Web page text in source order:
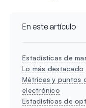
En este artículo
Estadísticas de
Lo más destacado
Métricas y puntos
electrónico
Estadísticas de